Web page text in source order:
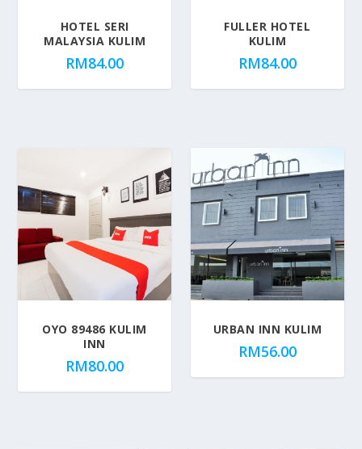
l
a
HOTEL SERI
MALAYSIA KULIM
RM84.00
FULLER HOTEL
KULIM
RM84.00
OYO 89486 KULIM
INN
RM80.00
URBAN INN KULIM
RM56.00